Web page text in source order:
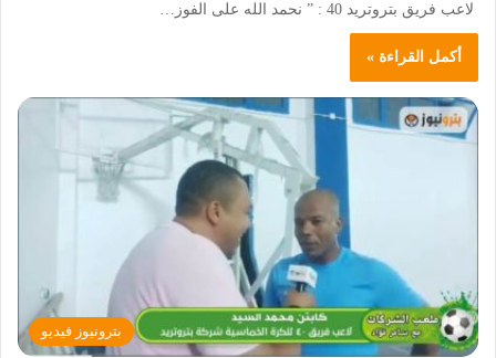
لاعب فريق بتروتريد 40 : ” نحمد الله على الفوز…
أكمل القراءة »
بترونيوز فيديو